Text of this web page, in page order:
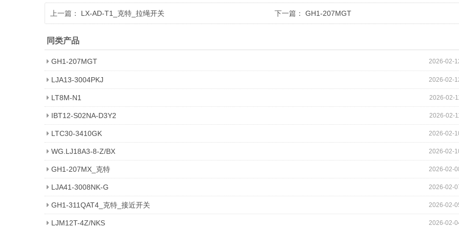
上一篇： LX-AD-T1_克特_拉绳开关 下一篇：GH1-207MGT
同类产品
2026-02-
GH1-207MGT
2026-02-
LJA13-3004PKJ
2026-02-
LT8M-N1
2026-02-
IBT12-S02NA-D3Y2
2026-02-
LTC30-3410GK
2026-02-
WG.LJ18A3-8-Z/BX
2026-02-
GH1-207MX_克特
2026-02-
LJA41-3008NK-G
2026-02-
GH1-311QAT4_克特_接近开关
2026-02-
LJM12T-4Z/NKS